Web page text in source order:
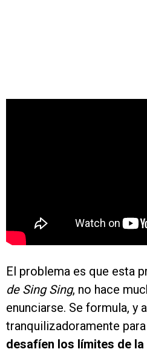
El problema es que esta
de Sing Sing, no hace
enunciarse. Se formula, y
tranquilizadoramente
desafíen los límites de